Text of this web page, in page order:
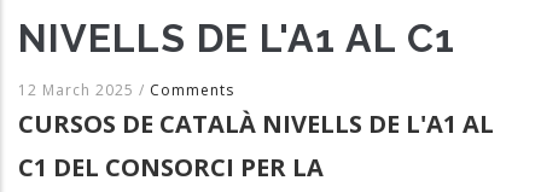
NIVELLS DE L'A1 AL C1
12 March 2025 / Comments
CURSOS DE CATALÀ NIVELLS DE L'A1 AL
C1 DEL CONSORCI PER LA